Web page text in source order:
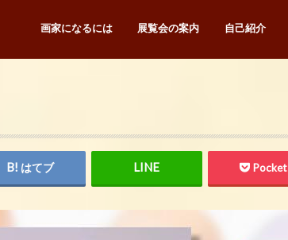
画家になるには 展覧会の案内 自己紹介
はてブ Pocket